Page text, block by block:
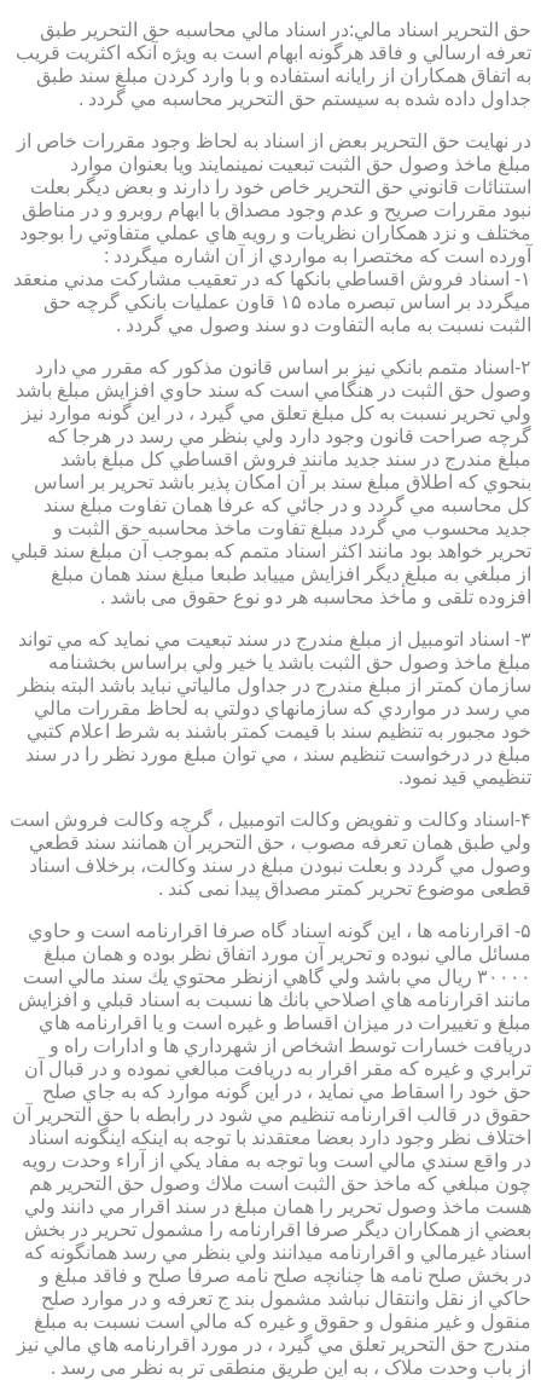
حق التحرير اسناد مالي:در اسناد مالي محاسبه حق التحرير طبق
تعرفه ارسالي و فاقد هرگونه ابهام است به ويژه آنكه اكثريت قريب
به اتفاق همكاران از رايانه استفاده و با وارد كردن مبلغ سند طبق
جداول داده شده به سيستم حق التحرير محاسبه مي گردد .
در نهايت حق التحرير بعض از اسناد به لحاظ وجود مقررات خاص از
مبلغ ماخذ وصول حق الثبت تبعيت نمينمايند ويا بعنوان موارد
استنائات قانوني حق التحرير خاص خود را دارند و بعض ديگر بعلت
نبود مقررات صريح و عدم وجود مصداق با ابهام روبرو و در مناطق
مختلف و نزد همكاران نظريات و رويه هاي عملي متفاوتي را بوجود
آورده است كه مختصرا به مواردي از آن اشاره ميگردد :
۱- اسناد فروش اقساطي بانكها كه در تعقيب مشاركت مدني منعقد
ميگردد بر اساس تبصره ماده ۱۵ قاون عمليات بانكي گرچه حق
الثبت نسبت به مابه التفاوت دو سند وصول مي گردد .
۲-اسناد متمم بانكي نيز بر اساس قانون مذكور كه مقرر مي دارد
وصول حق الثبت در هنگامي است كه سند حاوي افزايش مبلغ باشد
ولي تحرير نسبت به كل مبلغ تعلق مي گيرد ، در اين گونه موارد نيز
گرچه صراحت قانون وجود دارد ولي بنظر مي رسد در هرجا كه
مبلغ مندرج در سند جديد مانند فروش اقساطي كل مبلغ باشد
بنحوي كه اطلاق مبلغ سند بر آن امكان پذير باشد تحرير بر اساس
كل محاسبه مي گردد و در جائي كه عرفا همان تفاوت مبلغ سند
جديد محسوب مي گردد مبلغ تفاوت ماخذ محاسبه حق الثبت و
تحرير خواهد بود مانند اكثر اسناد متمم كه بموجب آن مبلغ سند قبلي
از مبلغي به مبلغ ديگر افزايش مييابد طبعا مبلغ سند همان مبلغ
افزوده تلقی و مأخذ محاسبه هر دو نوع حقوق می باشد .
۳- اسناد اتومبيل از مبلغ مندرج در سند تبعيت مي نمايد كه مي تواند
مبلغ ماخذ وصول حق الثبت باشد يا خير ولي براساس بخشنامه
سازمان كمتر از مبلغ مندرج در جداول مالياتي نبايد باشد البته بنظر
مي رسد در مواردي كه سازمانهاي دولتي به لحاظ مقررات مالي
خود مجبور به تنظيم سند با قيمت كمتر باشند به شرط اعلام كتبي
مبلغ در درخواست تنظيم سند ، مي توان مبلغ مورد نظر را در سند
تنظيمي قيد نمود.
۴-اسناد وكالت و تفويض وكالت اتومبيل ، گرچه وكالت فروش است
ولي طبق همان تعرفه مصوب ، حق التحرير آن همانند سند قطعي
وصول مي گردد و بعلت نبودن مبلغ در سند وكالت، برخلاف اسناد
قطعی موضوع تحریر کمتر مصداق پیدا نمی کند .
۵- اقرارنامه ها ، اين گونه اسناد گاه صرفا اقرارنامه است و حاوي
مسائل مالي نبوده و تحرير آن مورد اتفاق نظر بوده و همان مبلغ
۳۰۰۰۰ ريال مي باشد ولي گاهي ازنظر محتوي يك سند مالي است
مانند اقرارنامه هاي اصلاحي بانك ها نسبت به اسناد قبلي و افزايش
مبلغ و تغييرات در ميزان اقساط و غيره است و يا اقرارنامه هاي
دريافت خسارات توسط اشخاص از شهرداري ها و ادارات راه و
ترابري و غيره كه مقر اقرار به دريافت مبالغي نموده و در قبال آن
حق خود را اسقاط مي نمايد ، در اين گونه موارد كه به جاي صلح
حقوق در قالب اقرارنامه تنظيم مي شود در رابطه با حق التحرير آن
اختلاف نظر وجود دارد بعضا معتقدند با توجه به اينكه اينگونه اسناد
در واقع سندي مالي است وبا توجه به مفاد يكي از آراء وحدت رويه
چون مبلغي كه ماخذ حق الثبت است ملاك وصول حق التحرير هم
هست ماخذ وصول تحرير را همان مبلغ در سند اقرار مي دانند ولي
بعضي از همكاران ديگر صرفا اقرارنامه را مشمول تحرير در بخش
اسناد غيرمالي و اقرارنامه ميدانند ولي بنظر مي رسد همانگونه كه
در بخش صلح نامه ها چنانچه صلح نامه صرفا صلح و فاقد مبلغ و
حاكي از نقل وانتقال نباشد مشمول بند ج تعرفه و در موارد صلح
منقول و غير منقول و حقوق و غيره كه مالي است نسبت به مبلغ
مندرج حق التحرير تعلق مي گيرد ، در مورد اقرارنامه هاي مالي نيز
از باب وحدت ملاک ، به این طریق منطقی تر به نظر می رسد .